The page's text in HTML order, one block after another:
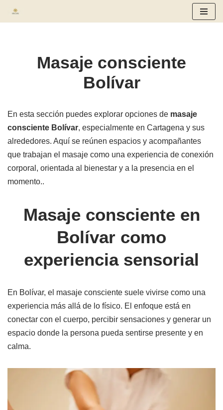
Masaje consciente
Bolívar
En esta sección puedes explorar opciones de masaje
consciente Bolívar, especialmente en Cartagena y sus
alrededores. Aquí se reúnen espacios y acompañantes
que trabajan el masaje como una experiencia de conexión
corporal, orientada al bienestar y a la presencia en el
momento..
Masaje consciente en
Bolívar como
experiencia sensorial
En Bolívar, el masaje consciente suele vivirse como una
experiencia más allá de lo físico. El enfoque está en
conectar con el cuerpo, percibir sensaciones y generar un
espacio donde la persona pueda sentirse presente y en
calma.